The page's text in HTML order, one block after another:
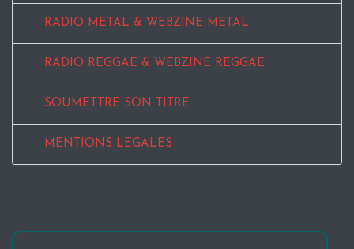
RADIO METAL & WEBZINE METAL
RADIO REGGAE & WEBZINE REGGAE
SOUMETTRE SON TITRE
MENTIONS LEGALES